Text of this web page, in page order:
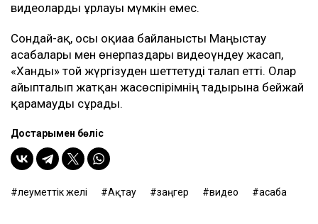
видеоларды ұрлауы мүмкін емес.
Сондай-ақ, осы оқиғаға байланысты Маңғыстау
асабалары мен өнерпаздары видеоүндеу жасап,
«Ханды» той жүргізуден шеттетуді талап етті. Олар
айыпталып жатқан жасөспірімнің тағдырына бейжай
қарамауды сұрады.
Достарыңмен бөліс
әлеуметтік желі Ақтау заңгер видео асаба